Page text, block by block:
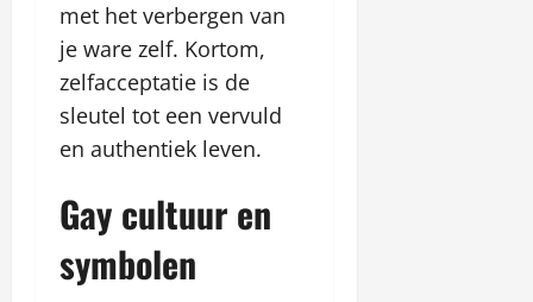
met het verbergen van
je ware zelf. Kortom,
zelfacceptatie is de
sleutel tot een vervuld
en authentiek leven.
Gay cultuur en
symbolen